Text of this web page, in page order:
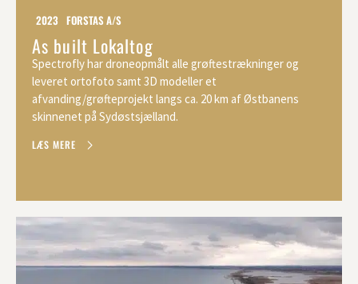
2023 FORSTAS A/S
As built Lokaltog
Spectrofly har droneopmålt alle grøftestrækninger og
leveret ortofoto samt 3D modeller et
afvanding/grøfteprojekt langs ca. 20 km af Østbanens
skinnenet på Sydøstsjælland.
LÆS MERE